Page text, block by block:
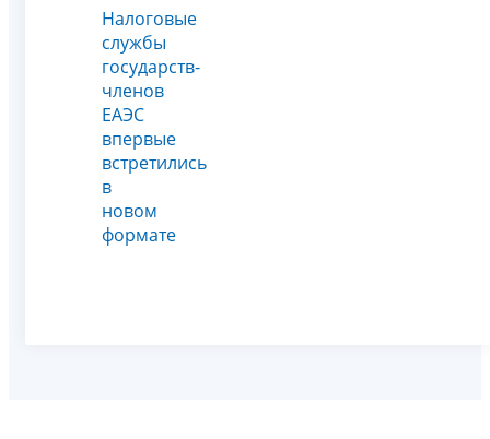
Налоговые
службы
государств-
членов
ЕАЭС
впервые
встретились
в
новом
формате